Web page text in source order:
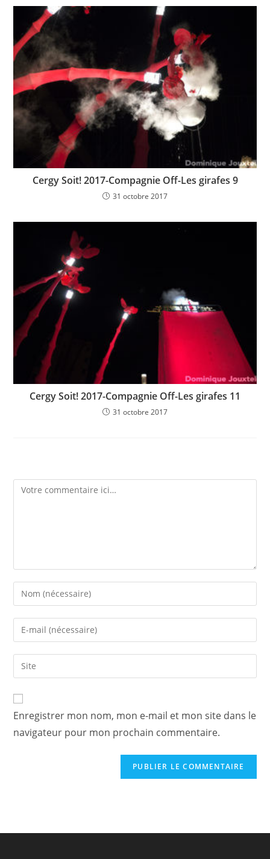
Cergy Soit! 2017-Compagnie Off-Les girafes 9
31 octobre 2017
Cergy Soit! 2017-Compagnie Off-Les girafes 11
31 octobre 2017
Comment
Enter
your
name
comment
Enter
your
email
address
comment
Saisir
l’URL
de
votre
site
(facultatif)
Enregistrer mon nom, mon e-mail et mon site dans le
navigateur pour mon prochain commentaire.